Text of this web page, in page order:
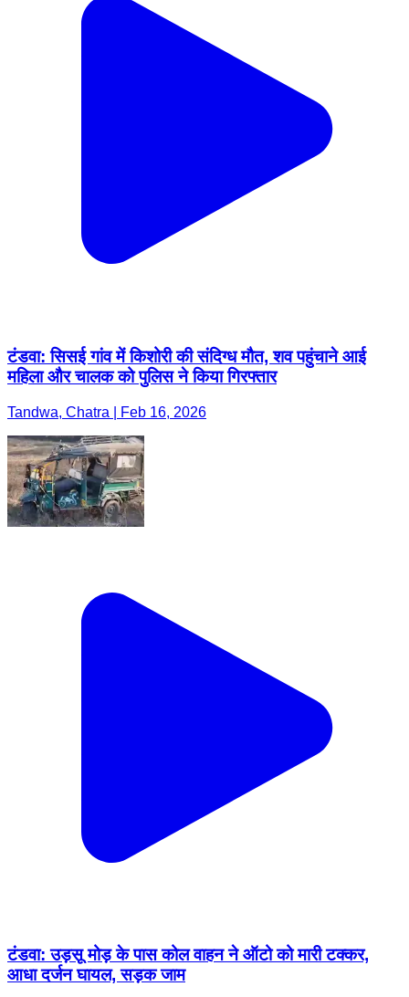
टंडवा: सिसई गांव में किशोरी की संदिग्ध मौत, शव पहुंचाने आई
महिला और चालक को पुलिस ने किया गिरफ्तार
Tandwa, Chatra | Feb 16, 2026
टंडवा: उड़सू मोड़ के पास कोल वाहन ने ऑटो को मारी टक्कर,
आधा दर्जन घायल, सड़क जाम